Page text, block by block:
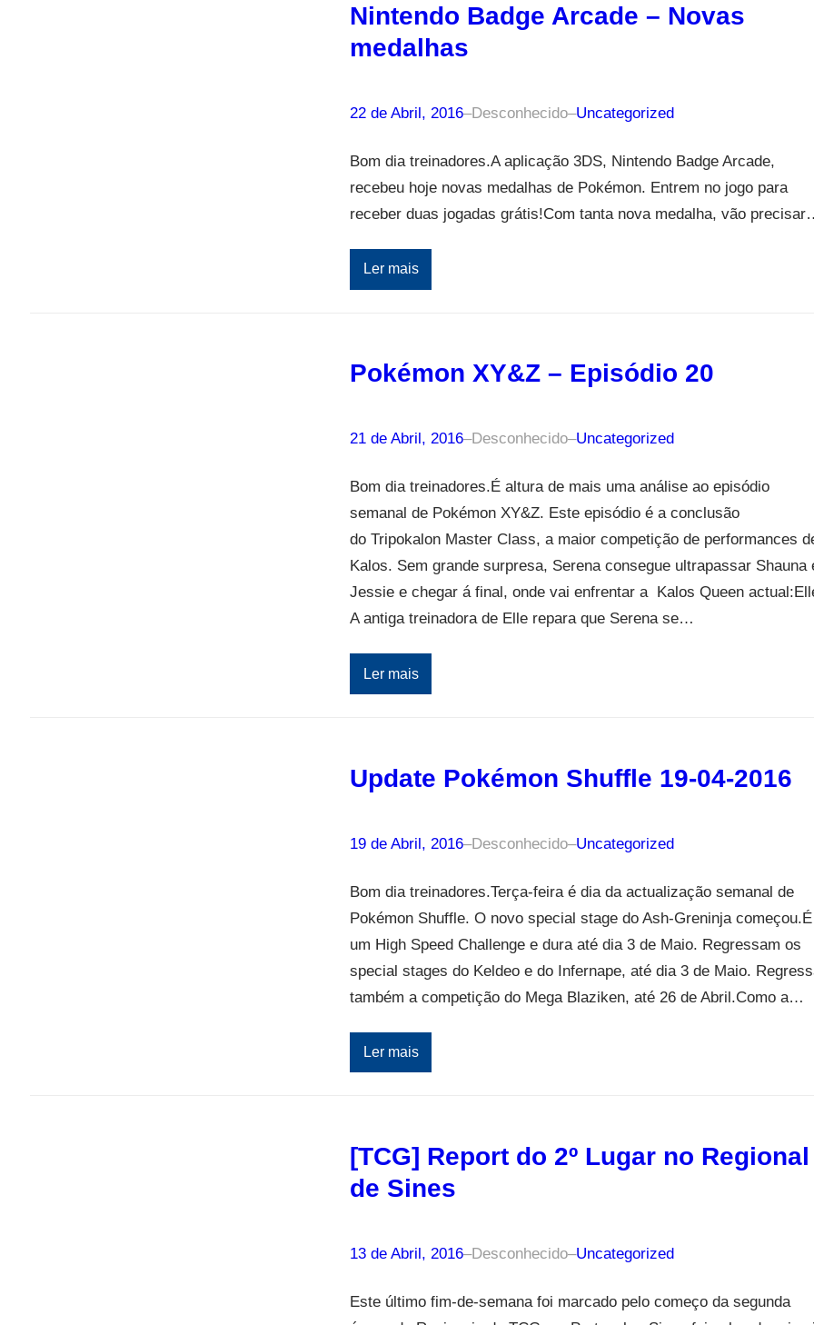
Nintendo Badge Arcade – Novas
medalhas
22 de Abril, 2016–Desconhecido–Uncategorized
Bom dia treinadores.A aplicação 3DS, Nintendo Badge Arcade,
recebeu hoje novas medalhas de Pokémon. Entrem no jogo para
receber duas jogadas grátis!Com tanta nova medalha, vão
Ler mais
Pokémon XY&Z – Episódio 20
21 de Abril, 2016–Desconhecido–Uncategorized
Bom dia treinadores.É altura de mais uma análise ao episódio
semanal de Pokémon XY&Z. Este episódio é a conclusão
do Tripokalon Master Class, a maior competição de performances
Kalos. Sem grande surpresa, Serena consegue ultrapassar Shauna
Jessie e chegar á final, onde vai enfrentar a Kalos Queen
A antiga treinadora de Elle repara que Serena se…
Ler mais
Update Pokémon Shuffle 19-04-2016
19 de Abril, 2016–Desconhecido–Uncategorized
Bom dia treinadores.Terça-feira é dia da actualização semanal de
Pokémon Shuffle. O novo special stage do Ash-Greninja começou.É
um High Speed Challenge e dura até dia 3 de Maio. Regressam os
special stages do Keldeo e do Infernape, até dia 3 de Maio.
também a competição do Mega Blaziken, até 26 de Abril.Como a…
Ler mais
[TCG] Report do 2º Lugar no Regional
de Sines
13 de Abril, 2016–Desconhecido–Uncategorized
Este último fim-de-semana foi marcado pelo começo da segunda